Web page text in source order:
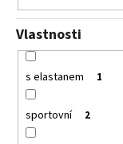
Vlastnosti
s elastanem 1
sportovní 2